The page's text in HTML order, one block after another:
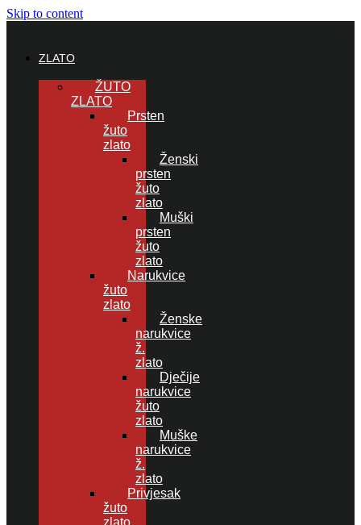
Skip to content
ZLATO
ŽUTO
ZLATO
Prsten
žuto
zlato
Ženski
prsten
žuto
zlato
Muški
prsten
žuto
zlato
Narukvice
žuto
zlato
Ženske
narukvice
ž.
zlato
Dječije
narukvice
žuto
zlato
Muške
narukvice
ž.
zlato
Privjesak
žuto
zlato